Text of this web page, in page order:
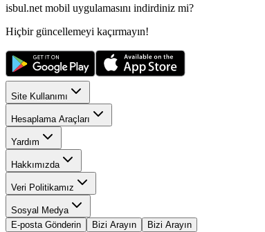
isbul.net mobil uygulamasını indirdiniz mi?
Hiçbir güncellemeyi kaçırmayın!
Site Kullanımı
Hesaplama Araçları
Yardım
Hakkımızda
Veri Politikamız
Sosyal Medya
E-posta Gönderin
Bizi Arayın Bizi Arayın